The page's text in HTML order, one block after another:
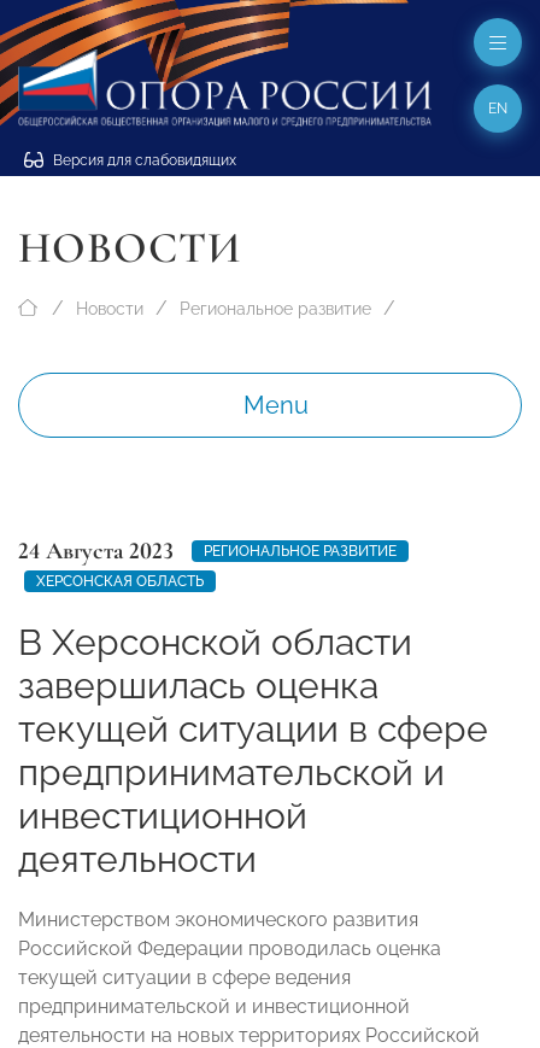
Версия для слабовидящих
EN
НОВОСТИ
Новости Региональное развитие
Menu
24 Августа 2023
РЕГИОНАЛЬНОЕ РАЗВИТИЕ
ХЕРСОНСКАЯ ОБЛАСТЬ
В Херсонской области
завершилась оценка
текущей ситуации в сфере
предпринимательской и
инвестиционной
деятельности
Министерством экономического развития
Российской Федерации проводилась оценка
текущей ситуации в сфере ведения
предпринимательской и инвестиционной
деятельности на новых территориях Российской